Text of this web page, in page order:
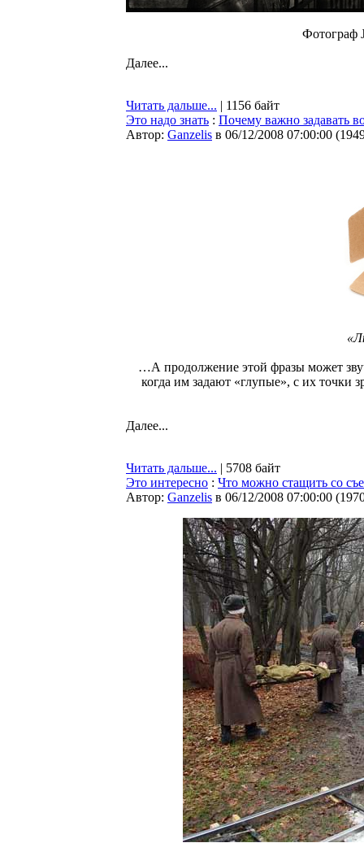
Фотограф
Далее...
Читать дальше... | 1156 байт
Это надо знать : Почему важно задавать
Автор: Ganzelis в 06/12/2008 07:00:00 (
…А продолжение этой фразы может
когда им задают «глупые», с их точки
Далее...
Читать дальше... | 5708 байт
Это интересно : Что можно стащить со
Автор: Ganzelis в 06/12/2008 07:00:00 (